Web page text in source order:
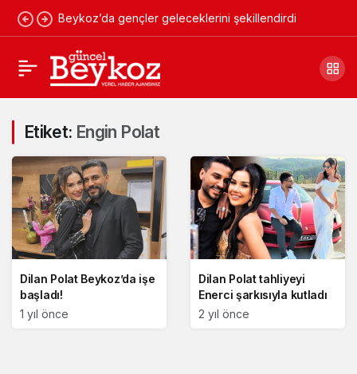
Beykoz’da gençler geleceklerini şekillendirdi
Etiket: Engin Polat
Dilan Polat Beykoz’da işe
başladı!
1 yıl önce
Dilan Polat tahliyeyi
Enerci şarkısıyla kutladı
2 yıl önce